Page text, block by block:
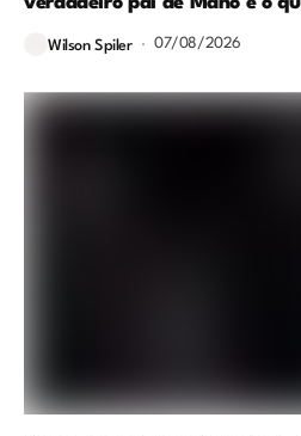
Wilson Spiler 07/08/2026